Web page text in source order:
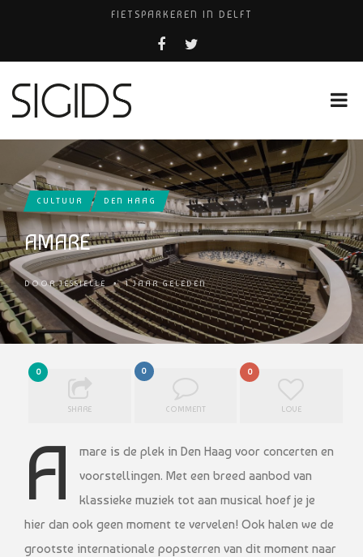
FIETSPARKEREN IN DELFT
PIZZERIA POMPEÏ ￼
BELEEF DE MAGIE VAN FILM BIJ KINEPOLIS
CULTUUR DEN HAAG
AMARE
DOORJESSIELLE •1 JAAR GELEDEN
0
SHARE
0
COMMENT
0
LOVE
A
mare is de plek in Den Haag voor concerten en
voorstellingen. Met een breed aanbod van
klassieke muziek tot aan musical hoef je je
hier dan ook geen moment te vervelen! Ook halen we de
grootste internationale popsterren van dit moment naar